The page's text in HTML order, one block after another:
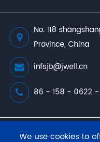
No. 118
Province, China
infsjb@jwell.cn
86 - 158 - 0622
Copyright (JWELL
We use cookies to